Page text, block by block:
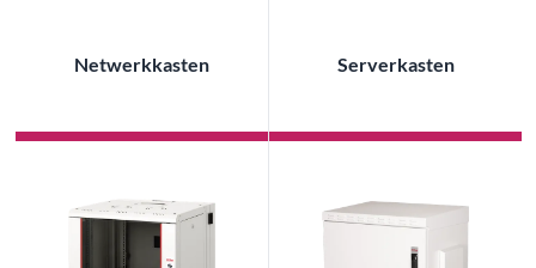
Netwerkkasten Serverkasten